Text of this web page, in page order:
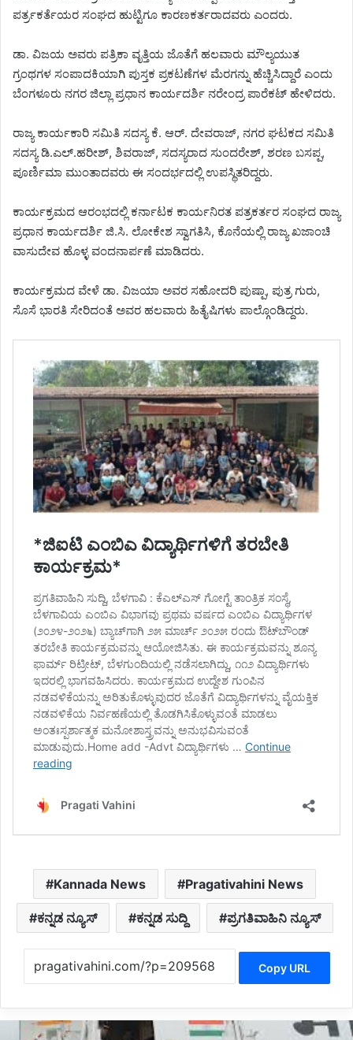
ಪರ್ತ್ರಕರ್ತೆಯರ ಸಂಘದ ಹುಟ್ಟಿಗೂ ಕಾರಣಕರ್ತರಾದವರು ಎಂದರು.
ಡಾ. ವಿಜಯ ಅವರು ಪತ್ರಿಕಾ ವೃತ್ತಿಯ ಜೊತೆಗೆ ಹಲವಾರು ಮೌಲ್ಯಯುತ
ಗ್ರಂಥಗಳ ಸಂಪಾದಕಿಯಾಗಿ ಪುಸ್ತಕ ಪ್ರಕಟಣೆಗಳ ಮೆರಗನ್ನು ಹೆಚ್ಚಿಸಿದ್ದಾರೆ ಎಂದು
ಬೆಂಗಳೂರು ನಗರ ಜಿಲ್ಲಾ ಪ್ರಧಾನ ಕಾರ್ಯದರ್ಶಿ ನರೇಂದ್ರ ಪಾರೆಕಟ್ ಹೇಳಿದರು.
ರಾಜ್ಯ ಕಾರ್ಯಕಾರಿ ಸಮಿತಿ ಸದಸ್ಯ ಕೆ. ಆರ್. ದೇವರಾಜ್, ನಗರ ಘಟಕದ ಸಮಿತಿ
ಸದಸ್ಯ ಡಿ.ಎಲ್.ಹರೀಶ್, ಶಿವರಾಜ್, ಸದಸ್ಯರಾದ ಸುಂದರೇಶ್, ಶರಣ ಬಸಪ್ಪ,
ಪೂರ್ಣಿಮಾ ಮುಂತಾದವರು ಈ ಸಂದರ್ಭದಲ್ಲಿ ಉಪಸ್ಥಿತರಿದ್ದರು.
ಕಾರ್ಯಕ್ರಮದ ಆರಂಭದಲ್ಲಿ ಕರ್ನಾಟಕ ಕಾರ್ಯನಿರತ ಪತ್ರಕರ್ತರ ಸಂಘದ ರಾಜ್ಯ
ಪ್ರಧಾನ ಕಾರ್ಯದರ್ಶಿ ಜಿ.ಸಿ. ಲೋಕೇಶ ಸ್ವಾಗತಿಸಿ, ಕೊನೆಯಲ್ಲಿ ರಾಜ್ಯ ಖಜಾಂಚಿ
ವಾಸುದೇವ ಹೊಳ್ಳ ವಂದನಾರ್ಪಣೆ ಮಾಡಿದರು.
ಕಾರ್ಯಕ್ರಮದ ವೇಳೆ ಡಾ. ವಿಜಯಾ ಅವರ ಸಹೋದರಿ ಪುಷ್ಪಾ, ಪುತ್ರ ಗುರು,
ಸೊಸೆ ಭಾರತಿ ಸೇರಿದಂತೆ ಅವರ ಹಲವಾರು ಹಿತೈಷಿಗಳು ಪಾಲ್ಗೊಂಡಿದ್ದರು.
Kannada News Pragativahini News
ಕನ್ನಡ ನ್ಯೂಸ್ ಕನ್ನಡ ಸುದ್ದಿ ಪ್ರಗತಿವಾಹಿನಿ ನ್ಯೂಸ್
Copy URL